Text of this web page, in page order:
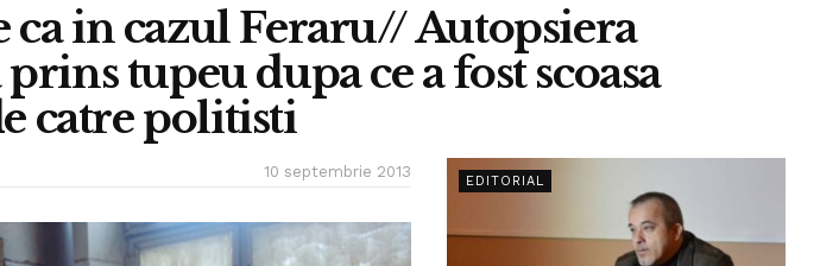
ca in cazul Feraru// Autopsiera
tupeu dupa ce a fost scoasa
catre politisti
10 septembrie 2013
EDITORIAL